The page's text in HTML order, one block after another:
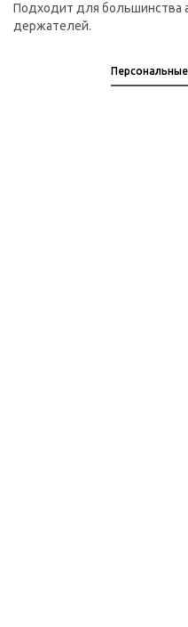
Подходит для большинства
держателей.